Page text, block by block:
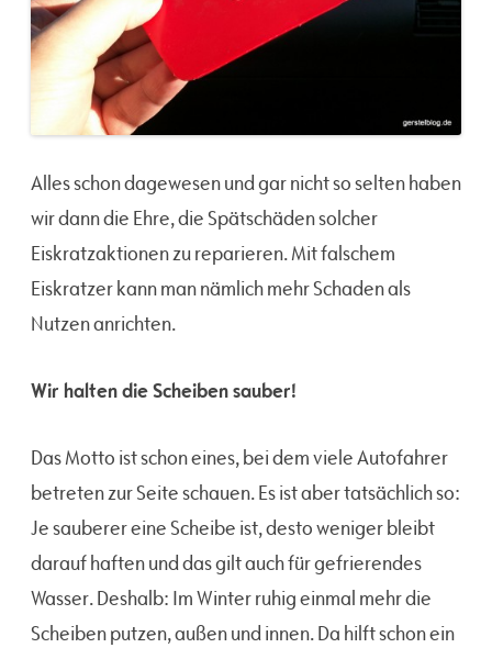
Alles schon dagewesen und gar nicht so selten haben
wir dann die Ehre, die Spätschäden solcher
Eiskratzaktionen zu reparieren. Mit falschem
Eiskratzer kann man nämlich mehr Schaden als
Nutzen anrichten.
Wir halten die Scheiben sauber!
Das Motto ist schon eines, bei dem viele Autofahrer
betreten zur Seite schauen. Es ist aber tatsächlich so:
Je sauberer eine Scheibe ist, desto weniger bleibt
darauf haften und das gilt auch für gefrierendes
Wasser. Deshalb: Im Winter ruhig einmal mehr die
Scheiben putzen, außen und innen. Da hilft schon ein